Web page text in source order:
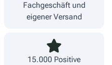
Fachgeschäft und
eigener Versand
15.000 Positive